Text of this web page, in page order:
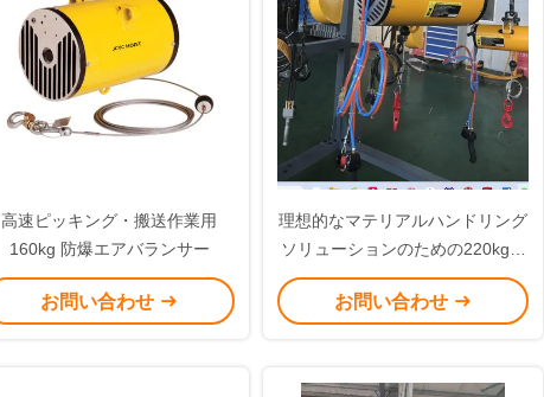
高速ピッキング・搬送作業用
160kg 防爆エアバランサー
お問い合わせ
理想的なマテリアルハンドリング
ソリューションのための220kgゼ
ログラビティインテリジェントエ
アバランサー
お問い合わせ